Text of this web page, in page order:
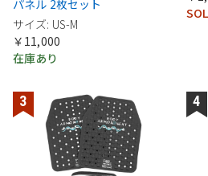
パネル 2枚セット
サイズ: US-M
￥11,000
在庫あり